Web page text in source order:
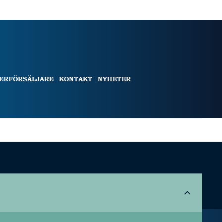
KONTAKT NYHETER